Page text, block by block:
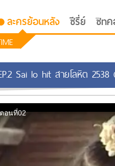
ละครย้อนหลัง ซีรี่ย์ ซิท
รักอยู่ประตูถัดไป
ซีรีย์เกาหลี Love Next
Sai lo hit สายโลหิต